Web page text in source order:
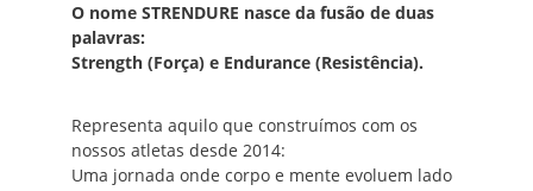
O nome STRENDURE nasce da fusão de duas
palavras:
Strength (Força) e Endurance (Resistência).
Representa aquilo que construímos com os
nossos atletas desde 2014:
Uma jornada onde corpo e mente evoluem lado